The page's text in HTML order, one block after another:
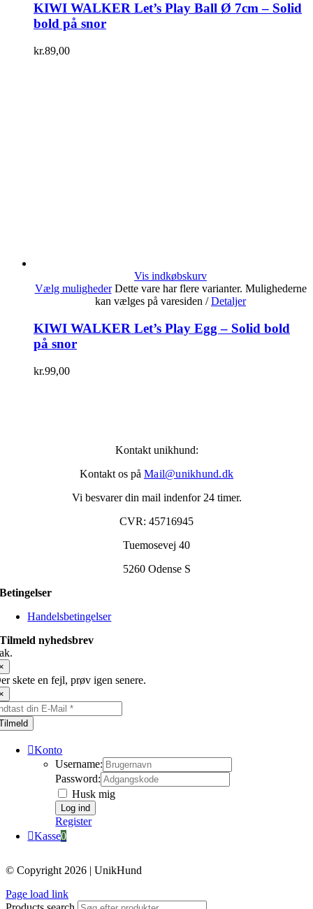
KIWI WALKER Let’s Play Ball Ø 7cm – Solid
bold på snor
kr.89,00
Vis indkøbskurv
Vælg muligheder Dette vare har flere varianter. Mulighederne
kan vælges på varesiden / Detaljer
KIWI WALKER Let’s Play Egg – Solid bold
på snor
kr.99,00
Kontakt unikhund:
Kontakt os på Mail@unikhund.dk
Vi besvarer din mail indenfor 24 timer.
CVR: 45716945
Tuemosevej 40
5260 Odense S
Betingelser
Handelsbetingelser
Tilmeld nyhedsbrev
skete en fejl, prøv igen senere.
Konto
Username:
Password:
Husk mig
Register
Kasse0
© Copyright 2026 | UnikHund
Page load link